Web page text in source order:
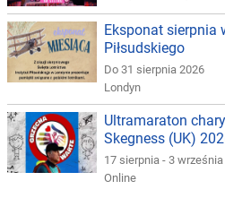
Eksponat sierpnia
Piłsudskiego
Do 31 sierpnia 2026
Londyn
Ultramaraton
Skegness (UK)
17 sierpnia - 3
Online